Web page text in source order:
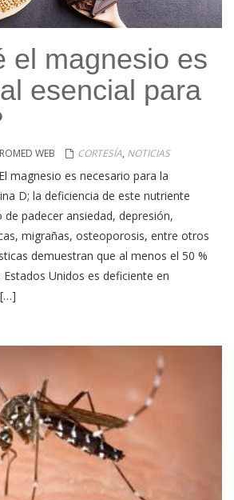
el magnesio es
esencial para
WEB CORTESÍA, NOTICIAS
magnesio es necesario para la
D; la deficiencia de este nutriente
padecer ansiedad, depresión,
migrañas, osteoporosis, entre otros
demuestran que al menos el 50 %
Unidos es deficiente en